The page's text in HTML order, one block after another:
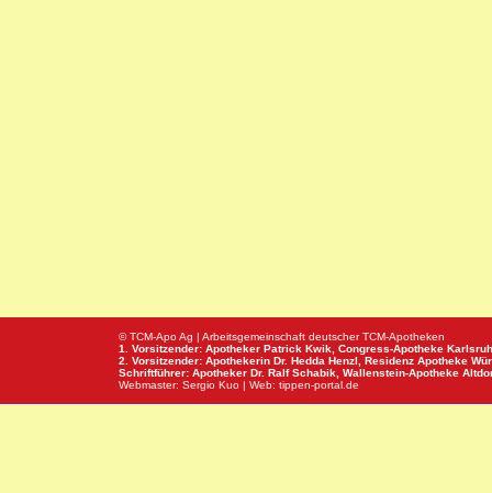
© TCM-Apo Ag | Arbeitsgemeinschaft deutscher TCM-Apotheken
1. Vorsitzender: Apotheker Patrick Kwik, Congress-Apotheke
2. Vorsitzender: Apothekerin Dr. Hedda Henzl, Residenz Apotheke
Schriftführer: Apotheker Dr. Ralf Schabik, Wallenstein-Apotheke
Webmaster: Sergio Kuo | Web: tippen-portal.de